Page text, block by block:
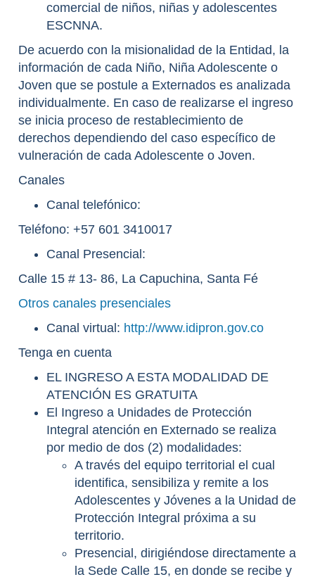
comercial de niños, niñas y adolescentes
ESCNNA.
De acuerdo con la misionalidad de la Entidad, la
información de cada Niño, Niña Adolescente o
Joven que se postule a Externados es analizada
individualmente. En caso de realizarse el ingreso
se inicia proceso de restablecimiento de
derechos dependiendo del caso específico de
vulneración de cada Adolescente o Joven.
Canales
Canal telefónico:
Teléfono: +57 601 3410017
Canal Presencial:
Calle 15 # 13- 86, La Capuchina, Santa Fé
Otros canales presenciales
Canal virtual: http://www.idipron.gov.co
Tenga en cuenta
EL INGRESO A ESTA MODALIDAD DE
ATENCIÓN ES GRATUITA
El Ingreso a Unidades de Protección
Integral atención en Externado se realiza
por medio de dos (2) modalidades:
A través del equipo territorial el cual
identifica, sensibiliza y remite a los
Adolescentes y Jóvenes a la Unidad de
Protección Integral próxima a su
territorio.
Presencial, dirigiéndose directamente a
la Sede Calle 15, en donde se recibe y